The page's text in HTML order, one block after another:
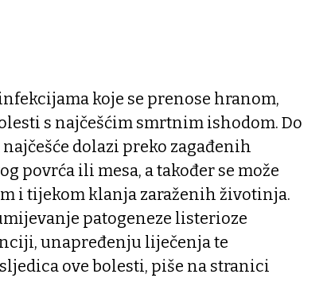
koje se prenose hranom,
s najčešćim smrtnim ishodom. Do
dolazi preko zagađenih
povrća ili mesa, a također se može
i tijekom klanja zaraženih životinja.
patogeneze listerioze
unapređenju liječenja te
ove bolesti, piše na stranici